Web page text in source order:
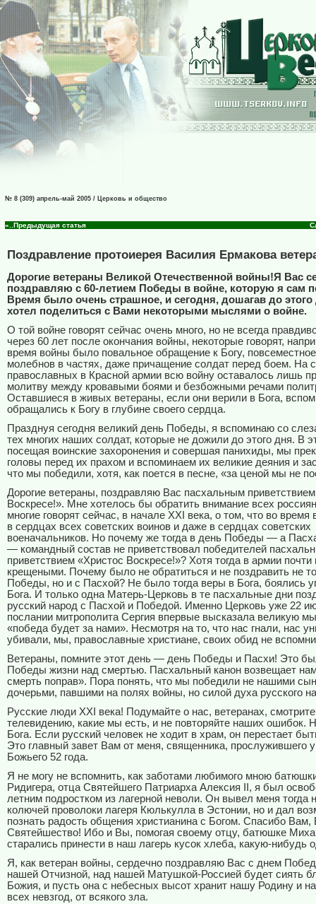
№ 8 (309) апрель-май 2005 / Церковь и общество
«..Предыдущая статья
Поздравление протоиерея Василия Ермакова
Дорогие ветераны Великой Отечественной войны!Я Вас
поздравляю с 60-летием Победы в войне, которую я сам
Время было очень страшное, и сегодня, дошагав до
хотел поделиться с Вами некоторыми мыслями о войне.
О той войне говорят сейчас очень много, но не всегда
через 60 лет после окончания войны, некоторые говорят,
время войны было повальное обращение к Богу,
молебнов в частях, даже причащение солдат перед боем. На
православных в Красной армии всю войну оставалось лишь
молитву между кровавыми боями и безбожными речами
Оставшиеся в живых ветераны, если они верили в Бога,
обращались к Богу в глубине своего сердца.
Празднуя сегодня великий день Победы, я вспоминаю со
тех многих наших солдат, которые не дожили до этого дня. В
посещая воинские захоронения и совершая панихиды, мы
головы перед их прахом и вспоминаем их великие деяния и
что мы победили, хотя, как поется в песне, «за ценой мы не
Дорогие ветераны, поздравляю Вас пасхальным
Воскресе!». Мне хотелось бы обратить внимание всех
многие говорят сейчас, в начале ХХ
века, о том, что во
в сердцах всех советских воинов и даже в сердцах советских
военачальников. Но почему же тогда в день Победы — а
— командный состав не приветствовал победителей
приветствием «Христос Воскресе!»? Хотя тогда в армии
крещеными. Почему было не обратиться и не поздравить не
Победы, но и с Пасхой? Не было тогда веры в Бога, боялись
Бога. И только одна Матерь-Церковь в те пасхальные дни
русский народ с Пасхой и Победой. Именно Церковь уже 22
послании митрополита Сергия впервые высказала великую
«победа будет за нами». Несмотря на то, что нас гнали, нас
убивали, мы, православные христиане, своих обид не
Ветераны, помните этот день — день Победы и Пасхи! Это
Победы жизни над смертью. Пасхальный канон возвещает
смерть поправ». Пора понять, что мы победили не нашими
дочерьми, павшими на полях войны, но силой духа русского
Русские люди ХХ
века! Подумайте о нас, ветеранах,
телевидению, какие мы есть, и не повторяйте наших ошибок.
Бога. Если русский человек не ходит в храм, он перестает
Это главный завет Вам от меня, священника, прослужившего
Божьего 52 года.
Я не могу не вспомнить, как заботами любимого мною
Ридигера, отца Святейшего Патриарха Алексия
, я был
летним подростком из лагерной неволи. Он вывел меня тогда
колючей проволоки лагеря Кюлькулла в Эстонии, но и дал
познать радость общения христианина с Богом. Спасибо
Святейшество! Ибо и Вы, помогая своему отцу, батюшке
старались принести в наш лагерь кусок хлеба, какую-нибудь
Я, как ветеран войны, сердечно поздравляю Вас с днем
нашей Отчизной, над нашей Матушкой-Россией будет сиять
Божия, и пусть она с небесных высот хранит нашу Родину и
всех невзгод, от всякого зла.